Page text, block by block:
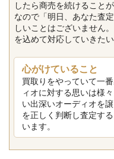
したら商売を続けること
なので「明日、あなた査
しいことはございません
を込めて対応していきた
心がけていること
買取りをやっていて一
ィオに対する思いは様
い出深いオーディオを
を正しく判断し査定す
います。